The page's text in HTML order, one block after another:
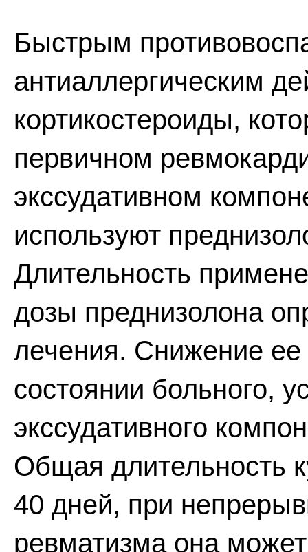
Быстрым
антиаллергическим
кортикостероиды,
первичном
экссудативном
используют
Длительность
дозы преднизолона
лечения. Снижение
состоянии больного,
экссудативного
Общая длительность
40 дней, при
ревматизма она